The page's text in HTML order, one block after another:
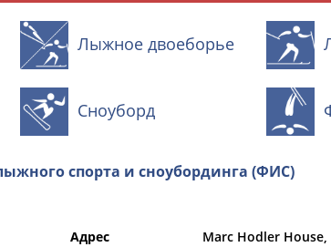
Лыжное двоеборье
Сноуборд
спорта и сноубординга (ФИС)
Адрес
Marc Hodler